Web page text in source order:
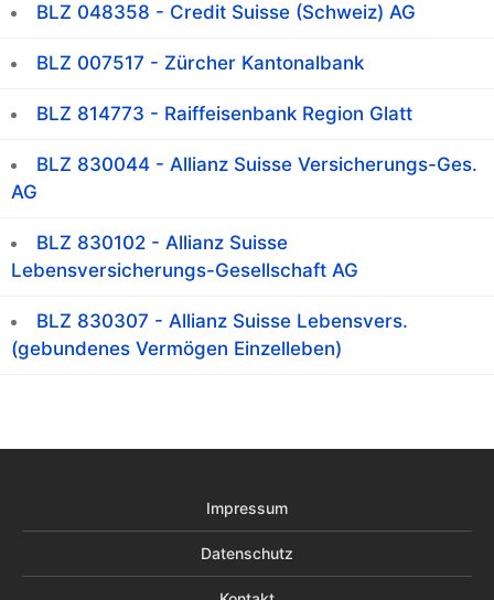
BLZ 048358 - Credit Suisse (Schweiz) AG
BLZ 007517 - Zürcher Kantonalbank
BLZ 814773 - Raiffeisenbank Region Glatt
BLZ 830044 - Allianz Suisse Versicherungs-Ges.
AG
BLZ 830102 - Allianz Suisse
Lebensversicherungs-Gesellschaft AG
BLZ 830307 - Allianz Suisse Lebensvers.
(gebundenes Vermögen Einzelleben)
Impressum
Datenschutz